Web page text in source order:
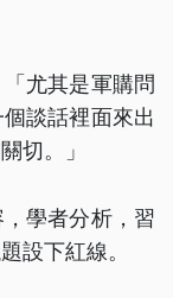
尤其是軍購問
談話裡面來出
切。」
學者分析，習
設下紅線。